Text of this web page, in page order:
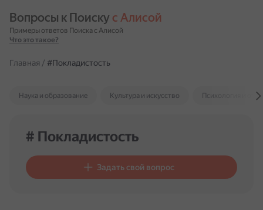
Вопросы к Поиску с Алисой
Примеры ответов Поиска с Алисой
Что это такое?
Главная / #Покладистость
Наука и образование Культура и искусство Психология и
# Покладистость
Задать свой вопрос